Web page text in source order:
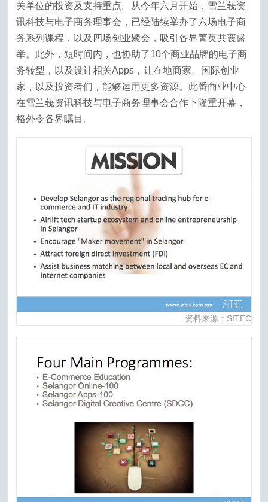
关单位的投资及支持重点。从今年六月开始，雪兰莪资
讯科技与电子商务理事会，已经陆续举办了六场电子商
务系列课程，以及四场创业聚会，吸引各界菁英共襄盛
举。此外，短时间内，也协助了10个商业品牌的电子商
务转型，以及设计相关Apps，让在地商家、国际创业
家，以及投资者们，能够运用更多资源。此番商业中心
在雪兰莪资讯科技与电子商务理事会合作下隆重开幕，
格外令各界瞩目。
资料来源：SITEC